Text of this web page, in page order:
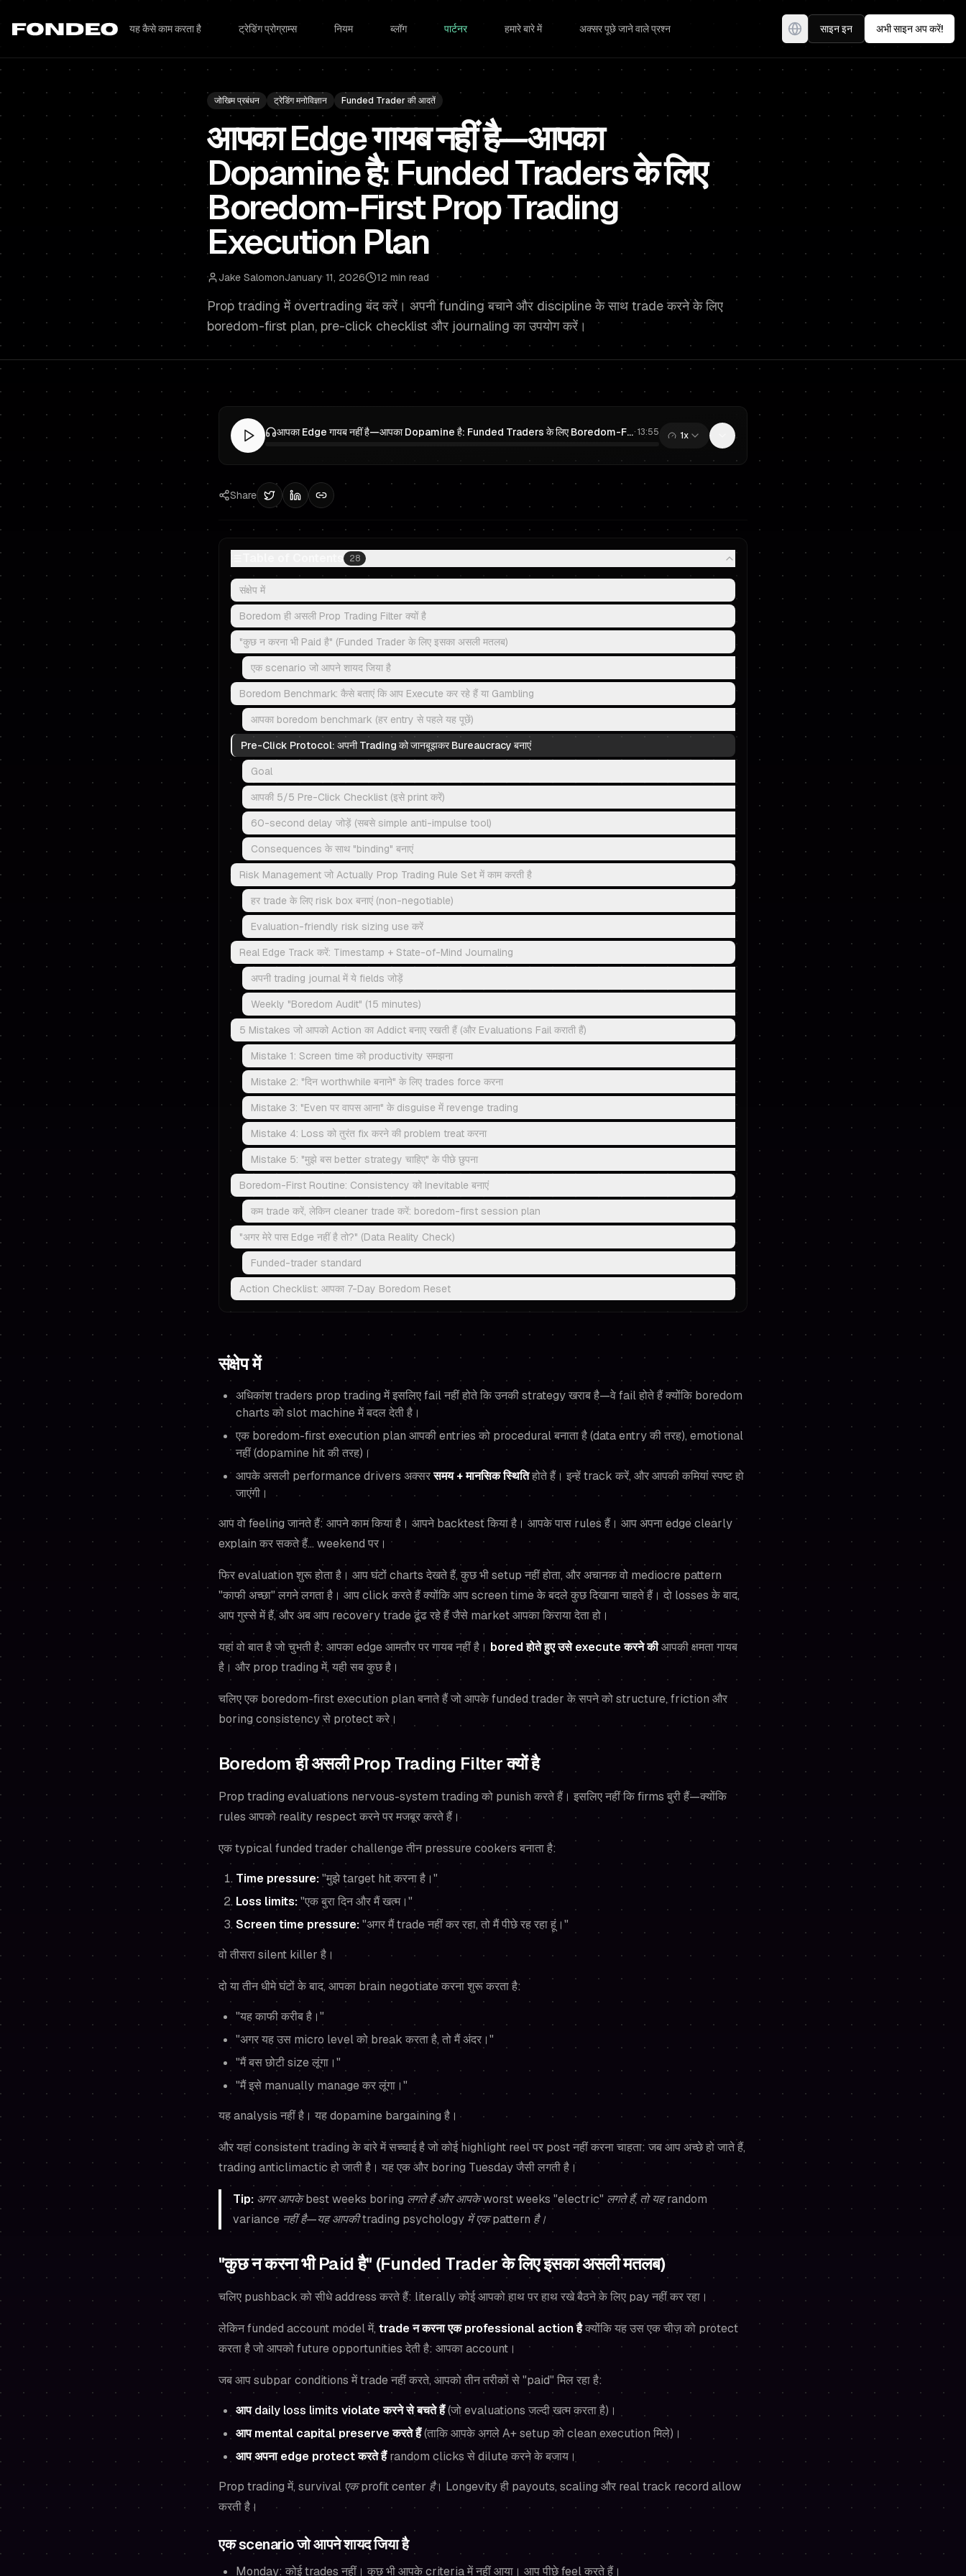
यह कैसे काम करता है ट्रेडिंग प्रोग्राम्स नियम ब्लॉग पार्टनर हमारे बारे में अक्सर पूछे जाने वाले प्रश्न साइन इन अभी साइन अप करें!
जोखिम प्रबंधन ट्रेडिंग मनोविज्ञान Funded Trader की आदतें
आपका Edge गायब नहीं है—आपका
Dopamine है: Funded Traders के लिए
Boredom-First Prop Trading
Execution Plan
Jake SalomonJanuary 11, 2026 12 min read
Prop trading में overtrading बंद करें। अपनी funding बचाने और discipline के साथ trade करने के लिए
boredom-first plan, pre-click checklist और journaling का उपयोग करें।
आपका Edge गायब नहीं है—आपका Dopamine है: Funded Traders के लिए Boredom-First Prop Trading Execution Plan·13:55 1x
0:00
13:55
Share
28
संक्षेप में
Boredom ही असली Prop Trading Filter क्यों है
"कुछ न करना भी Paid है" (Funded Trader के लिए इसका असली मतलब)
एक scenario जो आपने शायद जिया है
Boredom Benchmark: कैसे बताएं कि आप Execute कर रहे हैं या Gambling
आपका boredom benchmark (हर entry से पहले यह पूछें)
Pre-Click Protocol: अपनी Trading को जानबूझकर Bureaucracy बनाएं
Goal
आपकी 5/5 Pre-Click Checklist (इसे print करें)
60-second delay जोड़ें (सबसे simple anti-impulse tool)
Consequences के साथ "binding" बनाएं
Risk Management जो Actually Prop Trading Rule Set में काम करती है
हर trade के लिए risk box बनाएं (non-negotiable)
Evaluation-friendly risk sizing use करें
Real Edge Track करें: Timestamp + State-of-Mind Journaling
अपनी trading journal में ये fields जोड़ें
Weekly "Boredom Audit" (15 minutes)
5 Mistakes जो आपको Action का Addict बनाए रखती हैं (और Evaluations Fail कराती हैं)
Mistake 1: Screen time को productivity समझना
Mistake 2: "दिन worthwhile बनाने" के लिए trades force करना
Mistake 3: "Even पर वापस आना" के disguise में revenge trading
Mistake 4: Loss को तुरंत fix करने की problem treat करना
Mistake 5: "मुझे बस better strategy चाहिए" के पीछे छुपना
Boredom-First Routine: Consistency को Inevitable बनाएं
कम trade करें, लेकिन cleaner trade करें: boredom-first session plan
"अगर मेरे पास Edge नहीं है तो?" (Data Reality Check)
Funded-trader standard
Action Checklist: आपका 7-Day Boredom Reset
संक्षेप में
अधिकांश traders prop trading में इसलिए fail नहीं होते कि उनकी strategy खराब है—वे fail होते हैं क्योंकि boredom
charts को slot machine में बदल देती है।
एक boredom-first execution plan आपकी entries को procedural बनाता है (data entry की तरह), emotional
नहीं (dopamine hit की तरह)।
आपके असली performance drivers अक्सरसमय + मानसिक स्थितिहोते हैं। इन्हें track करें, और आपकी कमियां स्पष्ट हो
जाएंगी।
आप वो feeling जानते हैं: आपने काम किया है। आपने backtest किया है। आपके पास rules हैं। आप अपना edge clearly
explain कर सकते हैं… weekend पर।
फिर evaluation शुरू होता है। आप घंटों charts देखते हैं, कुछ भी setup नहीं होता, और अचानक वो mediocre pattern
"काफी अच्छा" लगने लगता है। आप click करते हैं क्योंकि आप screen time के बदले कुछ दिखाना चाहते हैं। दो losses के बाद,
आप गुस्से में हैं, और अब आप recovery trade ढूंढ रहे हैं जैसे market आपका किराया देता हो।
यहां वो बात है जो चुभती है: आपका edge आमतौर पर गायब नहीं है। bored होते हुए उसे execute करने कीआपकी क्षमता गायब
है। और prop trading में, यही सब कुछ है।
चलिए एक boredom-first execution plan बनाते हैं जो आपके funded trader के सपने को structure, friction और
boring consistency से protect करे।
Boredom ही असली Prop Trading Filter क्यों है
Prop trading evaluations nervous-system trading को punish करते हैं। इसलिए नहीं कि firms बुरी हैं—क्योंकि
rules आपको reality respect करने पर मजबूर करते हैं।
एक typical funded trader challenge तीन pressure cookers बनाता है:
Time pressure:"मुझे target hit करना है।"
Loss limits:"एक बुरा दिन और मैं खत्म।"
Screen time pressure:"अगर मैं trade नहीं कर रहा, तो मैं पीछे रह रहा हूं।"
वो तीसरा silent killer है।
दो या तीन धीमे घंटों के बाद, आपका brain negotiate करना शुरू करता है:
"यह काफी करीब है।"
"अगर यह उस micro level को break करता है, तो मैं अंदर।"
"मैं बस छोटी size लूंगा।"
"मैं इसे manually manage कर लूंगा।"
यह analysis नहीं है। यह dopamine bargaining है।
और यहां consistent trading के बारे में सच्चाई है जो कोई highlight reel पर post नहीं करना चाहता: जब आप अच्छे हो जाते हैं,
trading anticlimactic हो जाती है। यह एक और boring Tuesday जैसी लगती है।
Tip: अगर आपके best weeks boring लगते हैं और आपके worst weeks "electric" लगते हैं, तो यह random
variance नहीं है—यह आपकी trading psychology में एक pattern है।
"कुछ न करना भी Paid है" (Funded Trader के लिए इसका असली मतलब)
चलिए pushback को सीधे address करते हैं: literally कोई आपको हाथ पर हाथ रखे बैठने के लिए pay नहीं कर रहा।
लेकिन funded account model में, trade न करना एक professional action हैक्योंकि यह उस एक चीज़ को protect
करता है जो आपको future opportunities देती है: आपका account।
जब आप subpar conditions में trade नहीं करते, आपको तीन तरीकों से "paid" मिल रहा है:
आपdaily loss limits violate करने से बचते हैं(जो evaluations जल्दी खत्म करता है)।
आप mental capital preserve करते हैं(ताकि आपके अगले A+ setup को clean execution मिले)।
आप अपना edge protect करते हैंrandom clicks से dilute करने के बजाय।
Prop trading में, survival एक profit center है। Longevity ही payouts, scaling और real track record allow
करती है।
एक scenario जो आपने शायद जिया है
Monday: कोई trades नहीं। कुछ भी आपके criteria में नहीं आया। आप पीछे feel करते हैं।